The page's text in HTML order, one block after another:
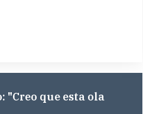
"Creo que esta ola